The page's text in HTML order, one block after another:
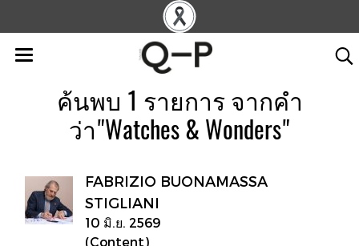
ค้นพบ 1 รายการ จากคำ
ว่า"Watches & Wonders"
FABRIZIO BUONAMASSA
STIGLIANI
10 มิ.ย. 2569
(Content)